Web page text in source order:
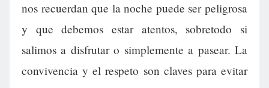
nos recuerdan que la noche puede ser peligrosa
y que debemos estar atentos, sobretodo si
salimos a disfrutar o simplemente a pasear. La
convivencia y el respeto son claves para evitar